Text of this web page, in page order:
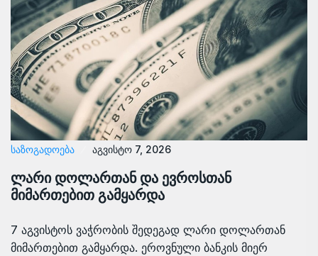
ᲡᲐᲖᲝᲒᲐᲓᲝᲔᲑᲐ აგვისტო 7, 2026
ლარი დოლართან და ევროსთან
მიმართებით გამყარდა
7 აგვისტოს ვაჭრობის შედეგად ლარი დოლართან
მიმართებით გამყარდა. ეროვნული ბანკის მიერ